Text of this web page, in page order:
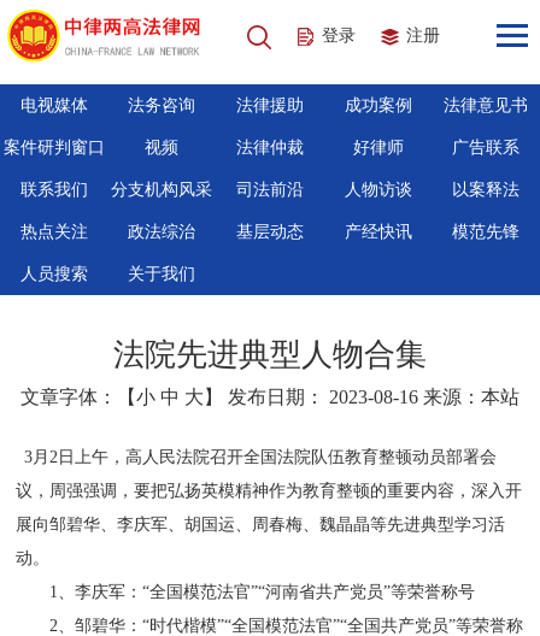
登录 注册
电视媒体 法务咨询 法律援助 成功案例 法律意见书
案件研判窗口 视频 法律仲裁 好律师 广告联系
联系我们 分支机构风采 司法前沿 人物访谈 以案释法
热点关注 政法综治 基层动态 产经快讯 模范先锋
人员搜索 关于我们
法院先进典型人物合集
文章字体：【小 中 大 】 发布日期： 2023-08-16 来源：本站
3月2日上午，高人民法院召开全国法院队伍教育整顿动员部署会
议，周强强调，要把弘扬英模精神作为教育整顿的重要内容，深入开
展向邹碧华、李庆军、胡国运、周春梅、魏晶晶等先进典型学习活
动。
1、李庆军：“全国模范法官”“河南省共产党员”等荣誉称号
2、邹碧华：“时代楷模”“全国模范法官”“全国共产党员”等荣誉称